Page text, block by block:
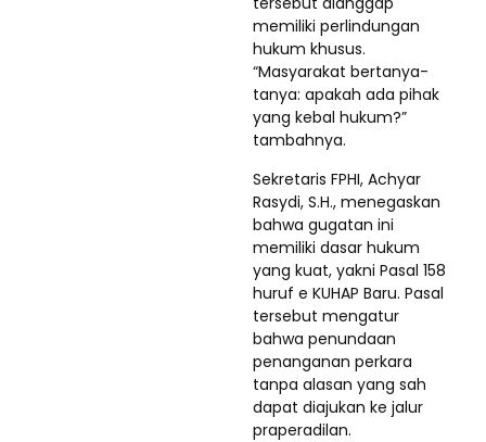
memiliki perlindungan
hukum khusus.
“Masyarakat bertanya-
tanya: apakah ada pihak
yang kebal hukum?”
tambahnya.
Sekretaris FPHI, Achyar
Rasydi, S.H., menegaskan
bahwa gugatan ini
memiliki dasar hukum
yang kuat, yakni Pasal 158
huruf e KUHAP Baru. Pasal
tersebut mengatur
bahwa penundaan
penanganan perkara
tanpa alasan yang sah
dapat diajukan ke jalur
praperadilan.